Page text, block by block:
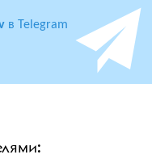
в Telegram